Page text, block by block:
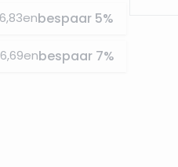
6,83enbespaar 5%
6,69enbespaar 7%